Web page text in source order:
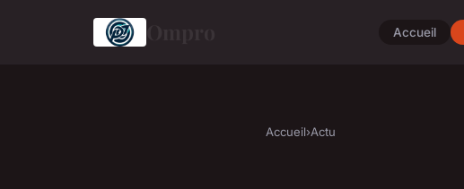
Accueil
Accueil›Actu